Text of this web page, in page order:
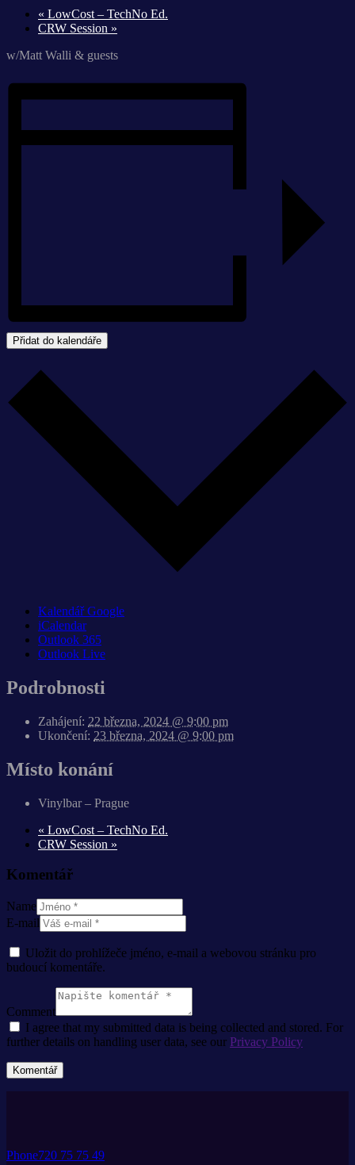
« LowCost – TechNo Ed.
CRW Session »
w/Matt Walli & guests
Přidat do kalendáře
Kalendář Google
iCalendar
Outlook 365
Outlook Live
Podrobnosti
Zahájení: 22 března, 2024 @ 9:00 pm
Ukončení: 23 března, 2024 @ 9:00 pm
Místo konání
Vinylbar – Prague
« LowCost – TechNo Ed.
CRW Session »
Komentář
Name
E-mail
Uložit do prohlížeče jméno, e-mail a webovou stránku pro
budoucí komentáře.
Comment
I agree that my submitted data is being collected and stored. For
further details on handling user data, see our Privacy Policy
Phone720 75 75 49